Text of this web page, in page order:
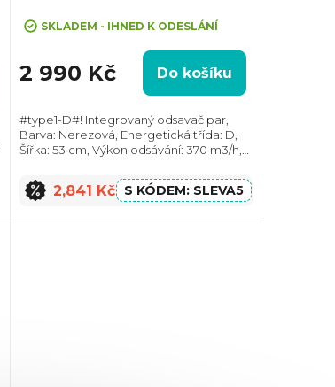
SKLADEM - IHNED K ODESLÁNÍ
2 990 Kč Do košíku
#type1-D#! Integrovaný odsavač par,
Barva: Nerezová, Energetická třída: D,
Šířka: 53 cm, Výkon odsávání: 370 m3/h,
Horní, Možnost recirkulace i odtahu ven
2,841 Kč SLEVA5